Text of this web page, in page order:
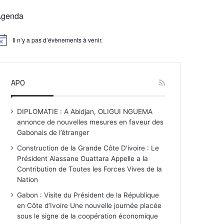
Il n’y a pas d’évènements à venir.
APO
DIPLOMATIE : A Abidjan, OLIGUI NGUEMA
annonce de nouvelles mesures en faveur des
Gabonais de l’étranger
Construction de la Grande Côte D'ivoire : Le
Président Alassane Ouattara Appelle a la
Contribution de Toutes les Forces Vives de la
Nation
Gabon : Visite du Président de la République
en Côte d’Ivoire Une nouvelle journée placée
sous le signe de la coopération économique